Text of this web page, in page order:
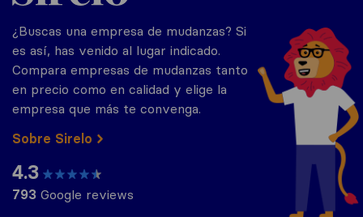
¿Buscas una empresa de mudanzas? Si
es así, has venido al lugar indicado.
Compara empresas de mudanzas tanto
en precio como en calidad y elige la
empresa que más te convenga.
Sobre Sirelo
4.3
793 Google reviews